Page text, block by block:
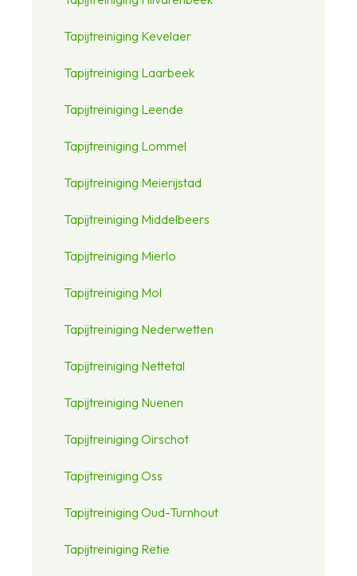
Tapijtreiniging Kevelaer
Tapijtreiniging Laarbeek
Tapijtreiniging Leende
Tapijtreiniging Lommel
Tapijtreiniging Meierijstad
Tapijtreiniging Middelbeers
Tapijtreiniging Mierlo
Tapijtreiniging Mol
Tapijtreiniging Nederwetten
Tapijtreiniging Nettetal
Tapijtreiniging Nuenen
Tapijtreiniging Oirschot
Tapijtreiniging Oss
Tapijtreiniging Oud-Turnhout
Tapijtreiniging Retie